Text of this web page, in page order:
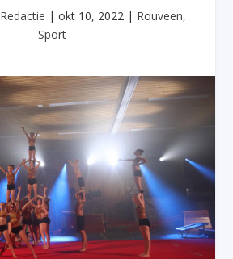
Redactie | okt 10, 2022| Rouveen,
Sport